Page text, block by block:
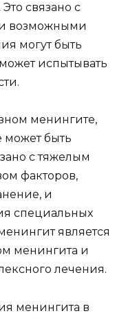
связано с
возможными
могут быть
испытывать
менингите,
может быть
с тяжелым
факторов,
и
специальных
является
менингита и
лечения.
менингита в